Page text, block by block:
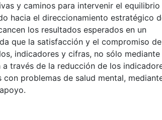
y caminos para intervenir el equilibrio
hacia el direccionamiento estratégico
los resultados esperados en un
que la satisfacción y el compromiso de
indicadores y cifras, no sólo mediante
través de la reducción de los
problemas de salud mental,